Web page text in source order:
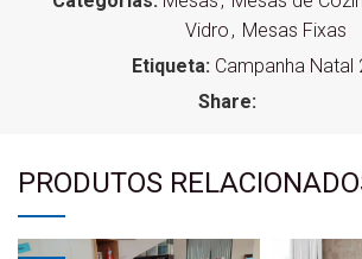
Vidro , Mesas Fixas
Etiqueta: Campanha Natal
Share:
PRODUTOS